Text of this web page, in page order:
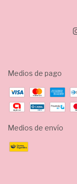
Medios de pago
Medios de envío